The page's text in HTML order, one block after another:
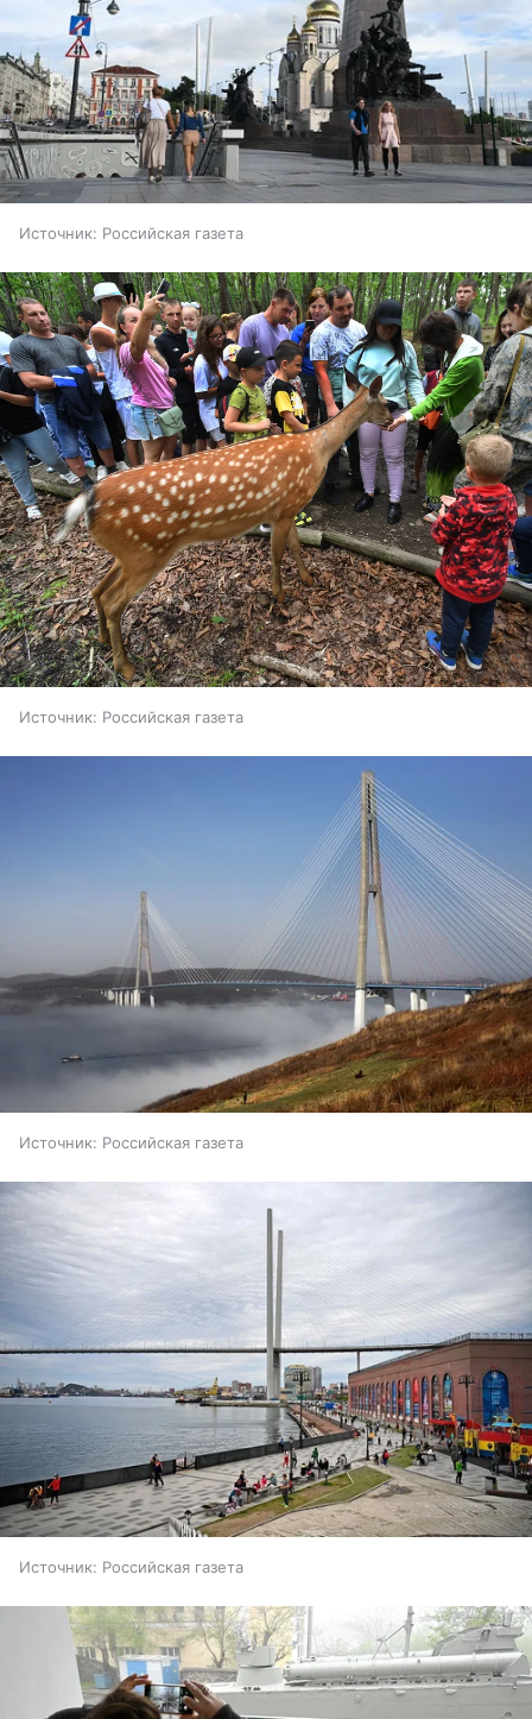
Источник: Российская газета
Источник: Российская газета
Источник: Российская газета
Источник: Российская газета